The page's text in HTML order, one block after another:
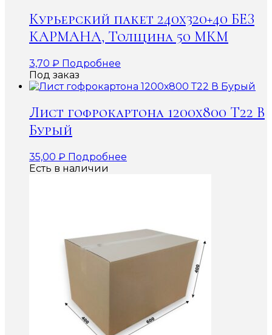
Курьерский пакет 240х320+40 БЕЗ
КАРМАНА, Толщина 50 МКМ
3,70 ₽ Подробнее
Под заказ
Лист гофрокартона 1200х800 Т22 В
Бурый
35,00 ₽ Подробнее
Есть в наличии